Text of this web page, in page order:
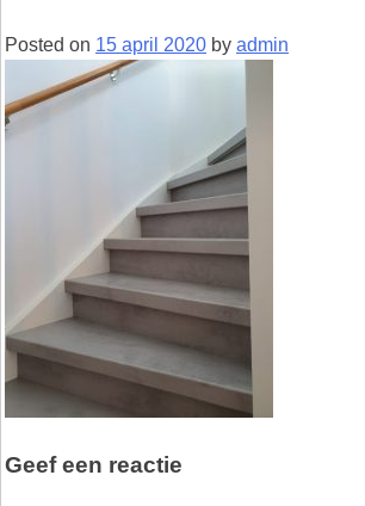
Posted on 15 april 2020 by admin
Geef een reactie